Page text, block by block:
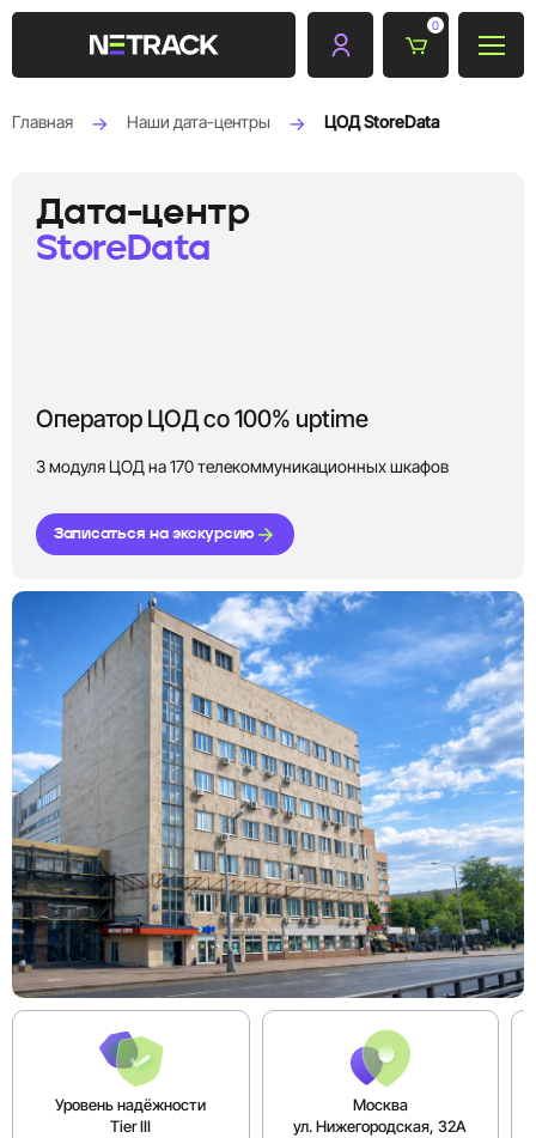
0
Главная Наши дата-центры ЦОД StoreData
Дата-центр
StoreData
Оператор ЦОД со 100% uptime
3 модуля ЦОД на 170 телекоммуникационных шкафов
Записаться на экскурсию
Уровень надёжности
Tier III
Москва
ул. Нижегородская, 32А